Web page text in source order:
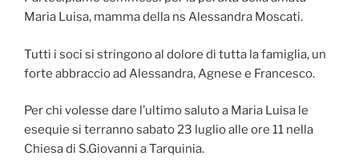
Maria Luisa, mamma della ns Alessandra Moscati.
Tutti i soci si stringono al dolore di tutta la famiglia, un
forte abbraccio ad Alessandra, Agnese e Francesco.
Per chi volesse dare l’ultimo saluto a Maria Luisa le
esequie si terranno sabato 23 luglio alle ore 11 nella
Chiesa di S.Giovanni a Tarquinia.